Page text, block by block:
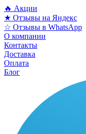
🔥 Акции
★ Отзывы на Яндекс
☆ Отзывы в WhatsApp
О компании
Контакты
Доставка
Оплата
Блог